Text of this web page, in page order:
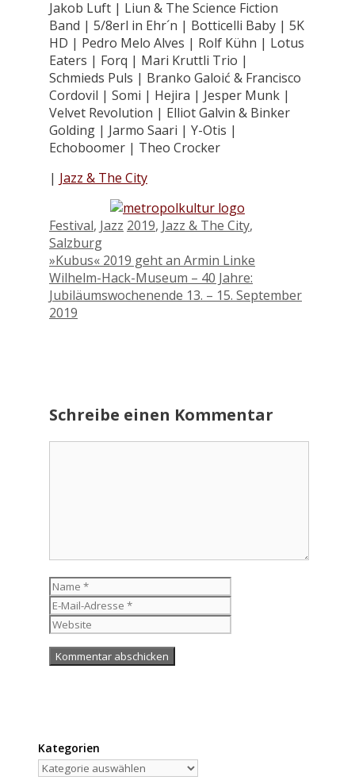
Jakob Luft | Liun & The Science Fiction
Band | 5/8erl in Ehr´n | Botticelli Baby | 5K
HD | Pedro Melo Alves | Rolf Kühn | Lotus
Eaters | Forq | Mari Kruttli Trio |
Schmieds Puls | Branko Galoić & Francisco
Cordovil | Somi | Hejira | Jesper Munk |
Velvet Revolution | Elliot Galvin & Binker
Golding | Jarmo Saari | Y-Otis |
Echoboomer | Theo Crocker
| Jazz & The City
Kategorien
Festival, Jazz Schlagwörter
2019, Jazz & The City,
Salzburg
»Kubus« 2019 geht an Armin Linke
Wilhelm-Hack-Museum – 40 Jahre:
Jubiläumswochenende 13. – 15. September
2019
Schreibe einen Kommentar
Name
Mail-
Adresse
Kategorien
Kategorien